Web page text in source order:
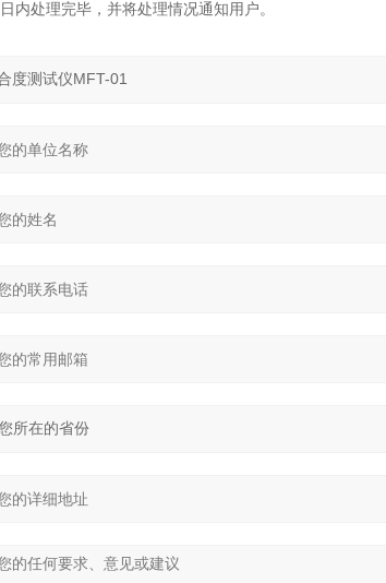
内处理完毕，并将处理情况通知用户。